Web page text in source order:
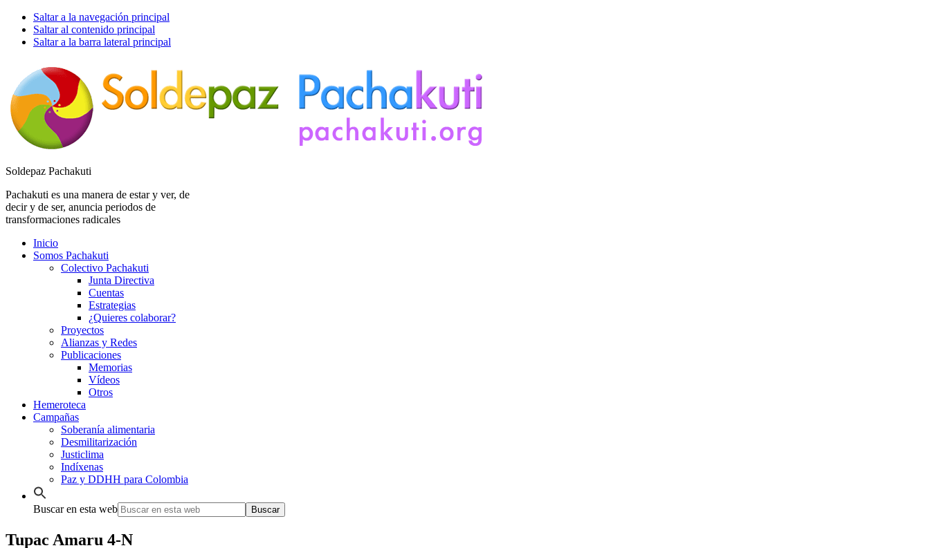
Saltar a la navegación principal
Saltar al contenido principal
Saltar a la barra lateral principal
Soldepaz Pachakuti
Pachakuti es una manera de estar y ver, de
decir y de ser, anuncia periodos de
transformaciones radicales
Inicio
Somos Pachakuti
Colectivo Pachakuti
Junta Directiva
Cuentas
Estrategias
¿Quieres colaborar?
Proyectos
Alianzas y Redes
Publicaciones
Memorias
Vídeos
Otros
Hemeroteca
Campañas
Soberanía alimentaria
Desmilitarización
Justiclima
Indíxenas
Paz y DDHH para Colombia
Buscar en esta web
Tupac Amaru 4-N